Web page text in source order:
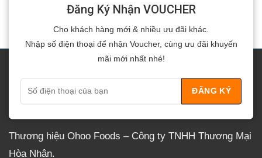
Đăng Ký Nhận VOUCHER
Cho khách hàng mới & nhiều ưu đãi khác.
Nhập số điện thoại để nhận Voucher, cùng ưu đãi khuyến
mãi mới nhất nhé!
VỀ OHOO
Thương hiệu Ohoo Foods – Công ty TNHH Thương Mại
Hòa Nhân.